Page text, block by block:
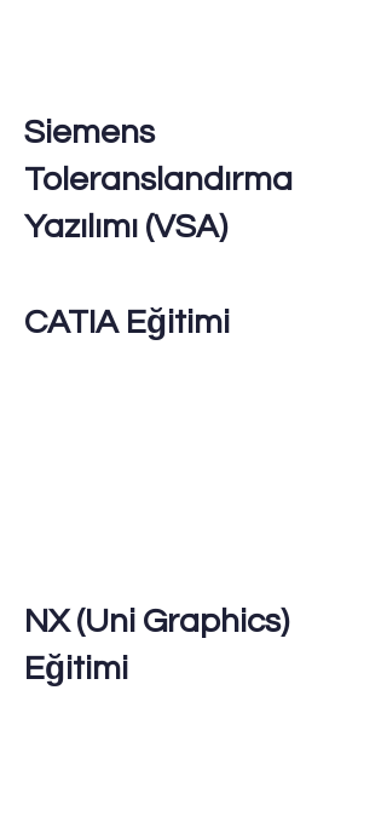
Siemens
Toleranslandırma
Yazılımı (VSA)
CATIA Eğitimi
NX (Uni Graphics)
Eğitimi